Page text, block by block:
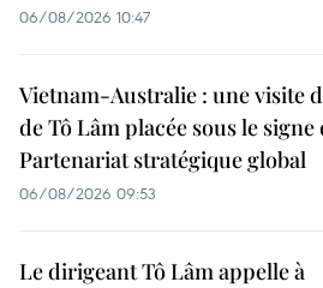
06/08/2026 10:47
Vietnam-Australie : une visite
de Tô Lâm placée sous le signe
Partenariat stratégique global
06/08/2026 09:53
Le dirigeant Tô Lâm appelle à